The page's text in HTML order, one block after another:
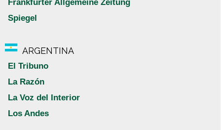
Frankfurter Allgemeine Zeitung
Spiegel
ARGENTINA
El Tribuno
La Razón
La Voz del Interior
Los Andes